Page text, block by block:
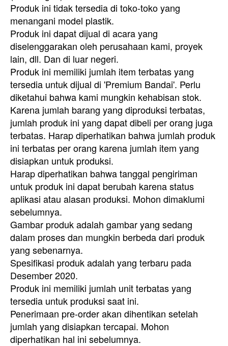
Produk ini tidak tersedia di toko-toko yang
menangani model plastik.
Produk ini dapat dijual di acara yang
diselenggarakan oleh perusahaan kami, proyek
lain, dll. Dan di luar negeri.
Produk ini memiliki jumlah item terbatas yang
tersedia untuk dijual di 'Premium Bandai'. Perlu
diketahui bahwa kami mungkin kehabisan stok.
Karena jumlah barang yang diproduksi terbatas,
jumlah produk ini yang dapat dibeli per orang juga
terbatas. Harap diperhatikan bahwa jumlah produk
ini terbatas per orang karena jumlah item yang
disiapkan untuk produksi.
Harap diperhatikan bahwa tanggal pengiriman
untuk produk ini dapat berubah karena status
aplikasi atau alasan produksi. Mohon dimaklumi
sebelumnya.
Gambar produk adalah gambar yang sedang
dalam proses dan mungkin berbeda dari produk
yang sebenarnya.
Spesifikasi produk adalah yang terbaru pada
Desember 2020.
Produk ini memiliki jumlah unit terbatas yang
tersedia untuk produksi saat ini.
Penerimaan pre-order akan dihentikan setelah
jumlah yang disiapkan tercapai. Mohon
diperhatikan hal ini sebelumnya.